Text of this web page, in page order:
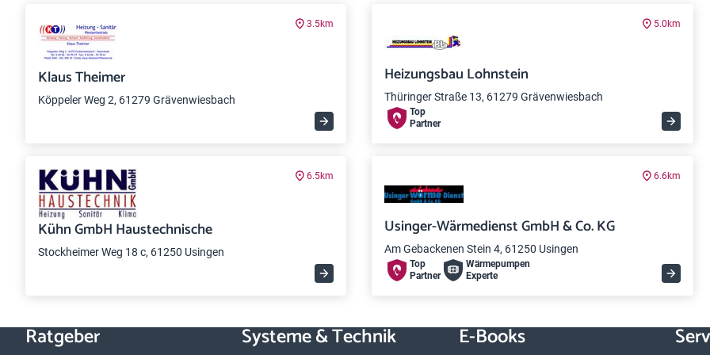
3.5km
Klaus Theimer
Köppeler Weg 2, 61279 Grävenwiesbach
5.0km
Heizungsbau Lohnstein
Thüringer Straße 13, 61279 Grävenwiesbach
Top
Partner
6.5km
Kühn GmbH Haustechnische
Stockheimer Weg 18 c, 61250 Usingen
6.6km
Usinger-Wärmedienst GmbH & Co. KG
Am Gebackenen Stein 4, 61250 Usingen
Top
Partner
Wärme­pumpen
Experte
Ratgeber Systeme & Technik E-Books